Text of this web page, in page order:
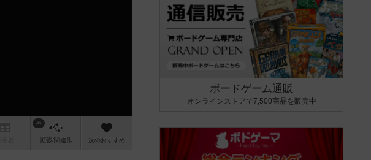
46
拡張/関連作 次のおすすめ
ボードゲーム通販
オンラインストアで7,500商品を販売中